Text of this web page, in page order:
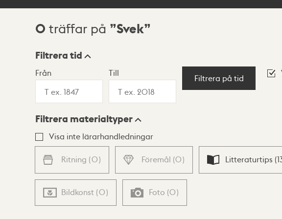
Sökresultat
0 träffar på Svek
Visningsläge
Lista Karta
Filtrera tid
Från Till
Filtrera på tid
Filtrera materialtyper
Visa inte lärarhandledningar
Ritning (0) Föremål (0) Litteraturtips (
Bildkonst (0) Foto (0)